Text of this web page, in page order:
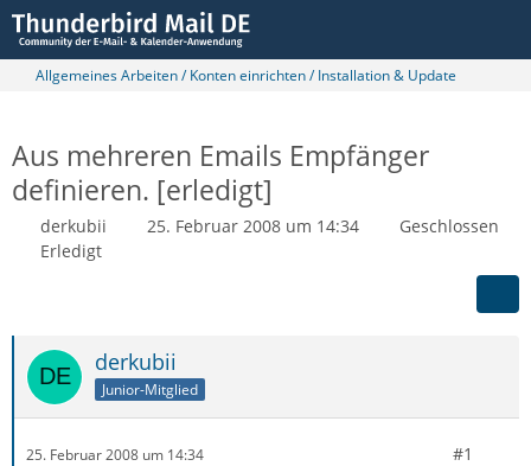
Allgemeines Arbeiten / Konten einrichten / Installation & Update
Aus mehreren Emails Empfänger
definieren. [erledigt]
derkubii 25. Februar 2008 um 14:34
Geschlossen
Erledigt
derkubii
Junior-Mitglied
25. Februar 2008 um 14:34 #1